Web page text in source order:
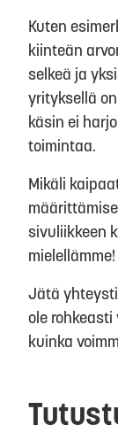
Kuten
kiinteän
selkeä ja
yrityksellä
käsin ei
toimintaa.
Mikäli
sivuliikkeen
mielellämme!
Jätä
ole
kuinka